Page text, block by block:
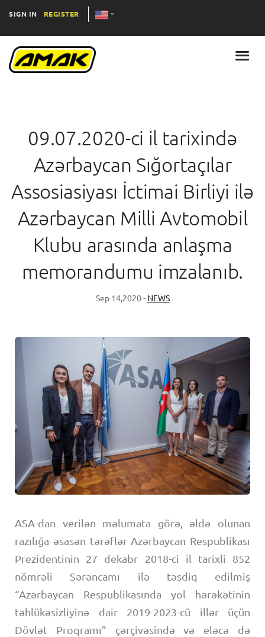
SIGN IN REGISTER
09.07.2020-ci il tarixində
Azərbaycan Sığortaçılar
Assosiasiyası İctimai Birliyi ilə
Azərbaycan Milli Avtomobil
Klubu arasında anlaşma
memorandumu imzalanıb.
Sep 14,2020 - NEWS
ASA-dan verilən məlumata görə, əldə olunan
razılığa əsasən tərəflər Azərbaycan Respublikası
Prezidentinin 27 dekabr 2018-ci il tarixli 852
nömrəli Sərəncamı ilə təsdiq edilmiş
“Azərbaycan Respublikasında yol hərəkətinin
təhlükəsizliyinə dair 2019-2023-cü illər üçün
Dövlət Proqramı” çərçivəsində və eləcə də